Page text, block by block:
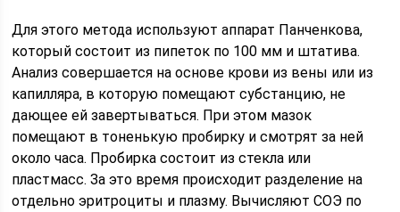
Для этого метода используют аппарат Панченкова,
который состоит из пипеток по 100 мм и штатива.
Анализ совершается на основе крови из вены или из
капилляра, в которую помещают субстанцию, не
дающее ей завертываться. При этом мазок
помещают в тоненькую пробирку и смотрят за ней
около часа. Пробирка состоит из стекла или
пластмасс. За это время происходит разделение на
отдельно эритроциты и плазму. Вычисляют СОЭ по